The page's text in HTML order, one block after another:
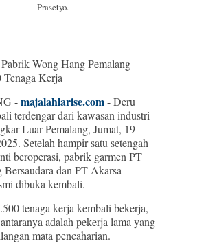
Prasetyo.
Wong Hang Pemalang
Tenaga Kerja
-majalahlarise.com- Deru
terdengar dari kawasan industri
Luar Pemalang, Jumat, 19
Setelah hampir satu setengah
beroperasi, pabrik garmen PT
dan PT Akarsa
dibuka kembali.
tenaga kerja kembali bekerja,
adalah pekerja lama yang
mata pencaharian.